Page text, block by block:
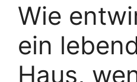
Wie
ein
Haus,